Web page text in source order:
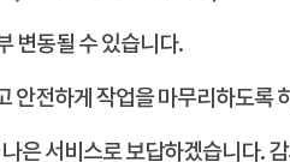
변동될 수 있습니다.
안전하게 작업을 마무리하도록
은 서비스로 보답하겠습니다.